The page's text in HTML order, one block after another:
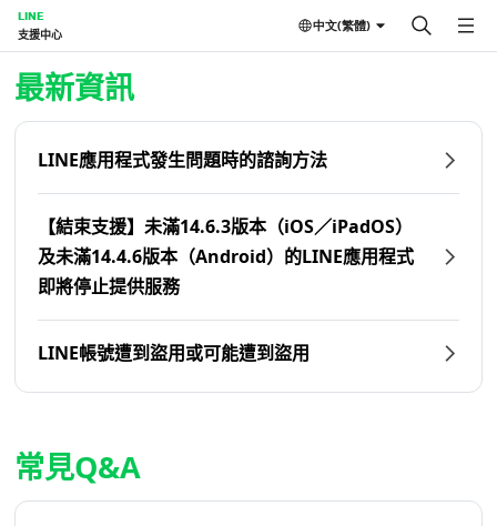
LINE
支援中心
中文(繁體)
首頁 | LINE支援中心
最新資訊
LINE應用程式發生問題時的諮詢方法
【結束支援】未滿14.6.3版本（iOS／iPadOS）
及未滿14.4.6版本（Android）的LINE應用程式
即將停止提供服務
LINE帳號遭到盜用或可能遭到盜用
常見Q&A